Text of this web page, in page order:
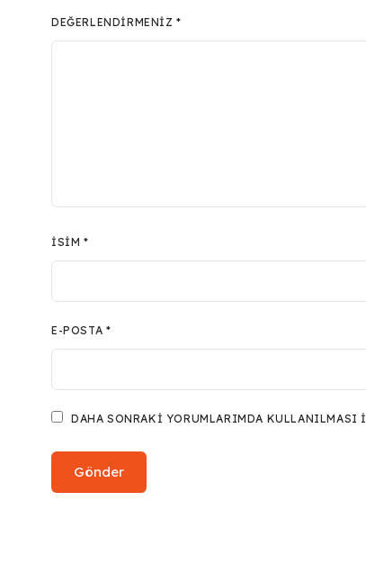
DEĞERLENDIRMENIZ*
İSIM*
E-POSTA *
DAHA SONRAKI YORUMLARIMDA KULLANILMASI